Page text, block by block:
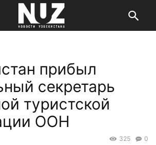
прибыл
секретарь
туристской
ООН
0
325